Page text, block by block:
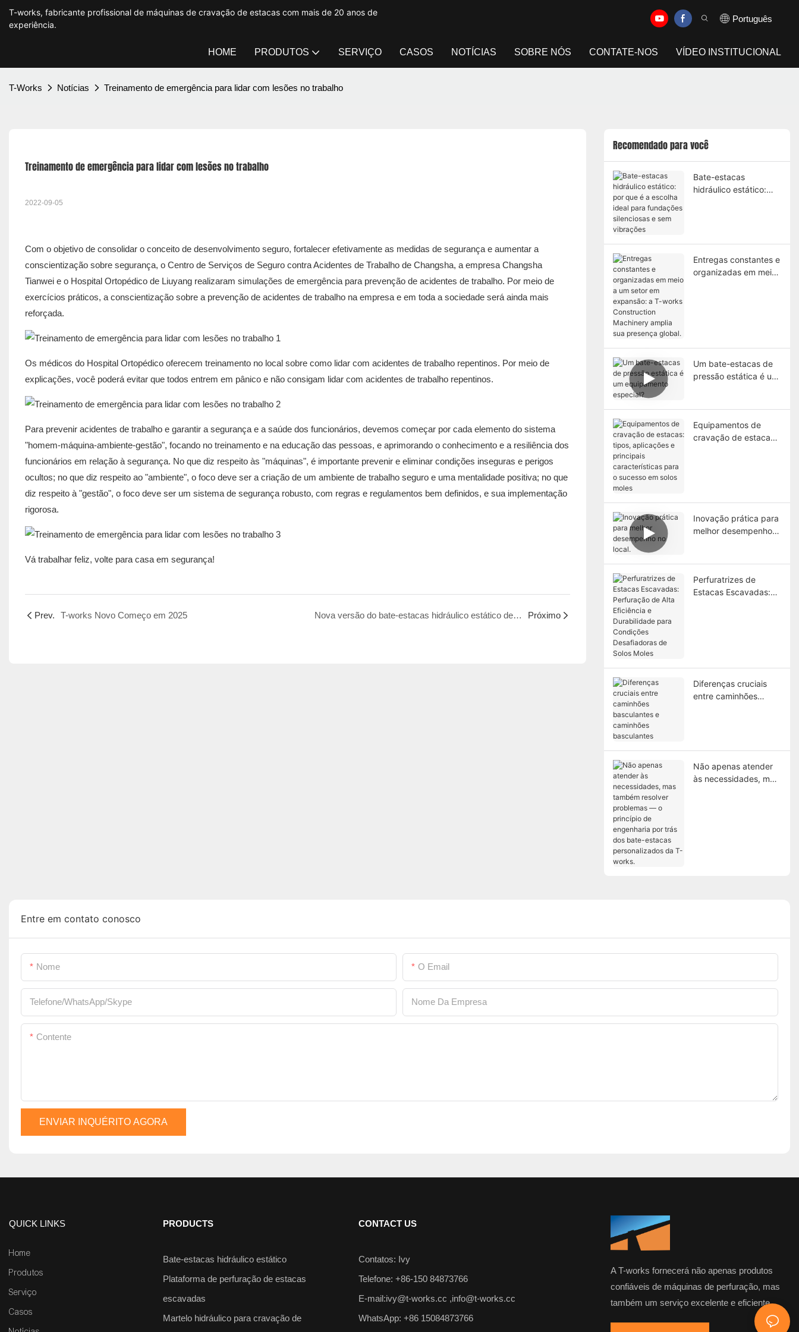
T-works, fabricante profissional de máquinas de cravação de estacas com mais de 20 anos de
experiência.
Português
HOME PRODUTOS SERVIÇO CASOS NOTÍCIAS SOBRE NÓS CONTATE-NOS VÍDEO INSTITUCIONAL
T-Works Notícias Treinamento de emergência para lidar com lesões no trabalho
Treinamento de emergência para lidar com lesões no trabalho
2022-09-05
Com o objetivo de consolidar o conceito de desenvolvimento seguro, fortalecer efetivamente as medidas de segurança e aumentar a
conscientização sobre segurança, o Centro de Serviços de Seguro contra Acidentes de Trabalho de Changsha, a empresa Changsha
Tianwei e o Hospital Ortopédico de Liuyang realizaram simulações de emergência para prevenção de acidentes de trabalho. Por meio de
exercícios práticos, a conscientização sobre a prevenção de acidentes de trabalho na empresa e em toda a sociedade será ainda mais
reforçada.
Os médicos do Hospital Ortopédico oferecem treinamento no local sobre como lidar com acidentes de trabalho repentinos. Por meio de
explicações, você poderá evitar que todos entrem em pânico e não consigam lidar com acidentes de trabalho repentinos.
Para prevenir acidentes de trabalho e garantir a segurança e a saúde dos funcionários, devemos começar por cada elemento do sistema
"homem-máquina-ambiente-gestão", focando no treinamento e na educação das pessoas, e aprimorando o conhecimento e a resiliência dos
funcionários em relação à segurança. No que diz respeito às "máquinas", é importante prevenir e eliminar condições inseguras e perigos
ocultos; no que diz respeito ao "ambiente", o foco deve ser a criação de um ambiente de trabalho seguro e uma mentalidade positiva; no que
diz respeito à "gestão", o foco deve ser um sistema de segurança robusto, com regras e regulamentos bem definidos, e sua implementação
rigorosa.
Vá trabalhar feliz, volte para casa em segurança!
Prev. T-works Novo Começo em 2025 Nova versão do bate-estacas hidráulico estático de 180 toneladas Próximo
Recomendado para você
Bate-estacas
hidráulico estático:
Entregas constantes e
organizadas em meio
Um bate-estacas de
pressão estática é um
Equipamentos de
cravação de estacas:
Inovação prática para
melhor desempenho
Perfuratrizes de
Estacas Escavadas:
Moles
Diferenças cruciais
entre caminhões
Não apenas atender
às necessidades, mas
Entre em contato conosco
Nome O Email
Telefone/WhatsApp/Skype Nome Da Empresa
Contente
ENVIAR INQUÉRITO AGORA
QUICK LINKS
Home
Produtos
Serviço
Casos
PRODUCTS
Bate-estacas hidráulico estático
Plataforma de perfuração de estacas
escavadas
Martelo hidráulico para cravação de
CONTACT US
Contatos: Ivy
Telefone: +86-150 84873766
E-mail:ivy@t-works.cc ,info@t-works.cc
WhatsApp: +86 15084873766
A T-works fornecerá não apenas produtos
confiáveis ​​de máquinas de perfuração, mas
também um serviço excelente e eficiente.